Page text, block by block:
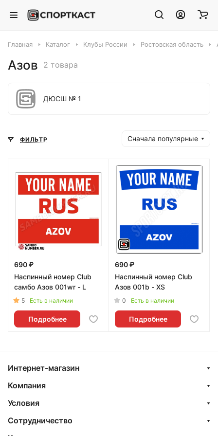
Главная Каталог Клубы России Ростовская область
Азов 2 товара
ДЮСШ № 1
ФИЛЬТР Сначала популярные
690 ₽
Наспинный номер Club
самбо Азов 001wr - L
5 Есть в наличии
Подробнее
690 ₽
Наспинный номер Club
Азов 001b - XS
0 Есть в наличии
Подробнее
Интернет-магазин
Компания
Условия
Сотрудничество